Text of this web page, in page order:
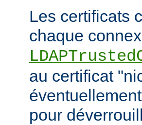
Les certificats
chaque
au certificat
pour